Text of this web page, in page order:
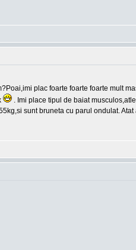
plac foarte foarte foarte mult
. Imi place tipul de baiat
sunt bruneta cu parul ondulat.